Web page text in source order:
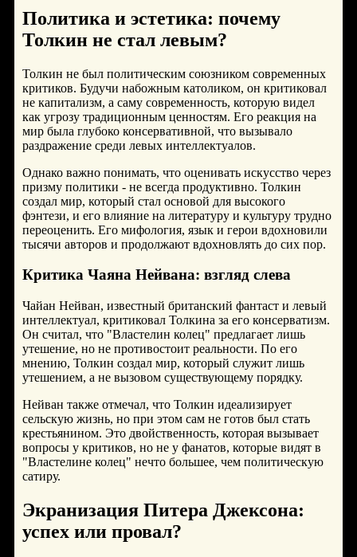
Политика и эстетика: почему
Толкин не стал левым?
Толкин не был политическим союзником современных
критиков. Будучи набожным католиком, он критиковал
не капитализм, а саму современность, которую видел
как угрозу традиционным ценностям. Его реакция на
мир была глубоко консервативной, что вызывало
раздражение среди левых интеллектуалов.
Однако важно понимать, что оценивать искусство через
призму политики - не всегда продуктивно. Толкин
создал мир, который стал основой для высокого
фэнтези, и его влияние на литературу и культуру трудно
переоценить. Его мифология, язык и герои вдохновили
тысячи авторов и продолжают вдохновлять до сих пор.
Критика Чаяна Нейвана: взгляд слева
Чайан Нейван, известный британский фантаст и левый
интеллектуал, критиковал Толкина за его консерватизм.
Он считал, что "Властелин колец" предлагает лишь
утешение, но не противостоит реальности. По его
мнению, Толкин создал мир, который служит лишь
утешением, а не вызовом существующему порядку.
Нейван также отмечал, что Толкин идеализирует
сельскую жизнь, но при этом сам не готов был стать
крестьянином. Это двойственность, которая вызывает
вопросы у критиков, но не у фанатов, которые видят в
"Властелине колец" нечто большее, чем политическую
сатиру.
Экранизация Питера Джексона:
успех или провал?